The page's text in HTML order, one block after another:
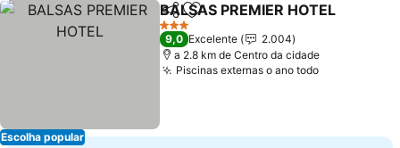
Escolha popular
PartilharAdicionar aos favoritos
BALSAS PREMIER HOTEL
3 Estrelas
9,0 Excelente
2.004
a 2.8 km de Centro da cidade
Piscinas externas o ano todo